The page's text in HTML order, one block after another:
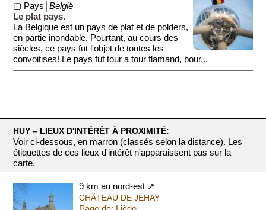
▢ Pays│België
Le plat pays.
La Belgique est un pays de plat et de polders,
en partie inondable. Pourtant, au cours des
siècles, ce pays fut l'objet de toutes les
convoitises! Le pays fut tour a tour flamand, bour...
HUY ‒ LIEUX D'INTÉRÊT À PROXIMITÉ:
Voir ci-dessous, en marron (classés selon la distance). Les
étiquettes de ces lieux d'intérêt n'apparaissent pas sur la
carte.
9 km au nord-est ↗
CHÂTEAU DE JEHAY